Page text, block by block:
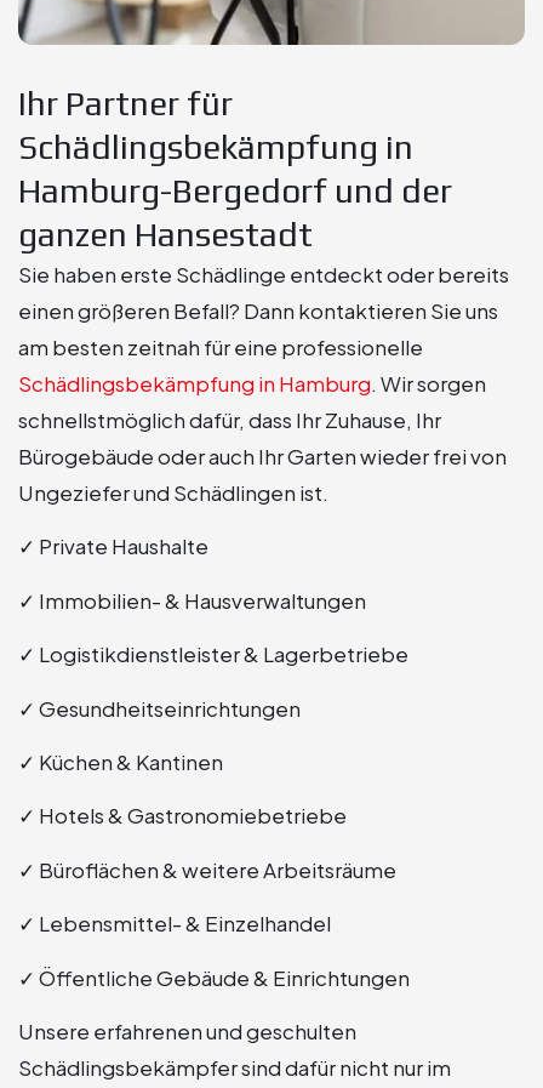
Ihr Partner für
Schädlingsbekämpfung in
Hamburg-Bergedorf und der
ganzen Hansestadt
Sie haben erste Schädlinge entdeckt oder bereits
einen größeren Befall? Dann kontaktieren Sie uns
am besten zeitnah für eine professionelle
Schädlingsbekämpfung in Hamburg. Wir sorgen
schnellstmöglich dafür, dass Ihr Zuhause, Ihr
Bürogebäude oder auch Ihr Garten wieder frei von
Ungeziefer und Schädlingen ist.
✓ Private Haushalte
✓ Immobilien- & Hausverwaltungen
✓ Logistikdienstleister & Lagerbetriebe
✓ Gesundheitseinrichtungen
✓ Küchen & Kantinen
✓ Hotels & Gastronomiebetriebe
✓ Büroflächen & weitere Arbeitsräume
✓ Lebensmittel- & Einzelhandel
✓ Öffentliche Gebäude & Einrichtungen
Unsere erfahrenen und geschulten
Schädlingsbekämpfer sind dafür nicht nur im